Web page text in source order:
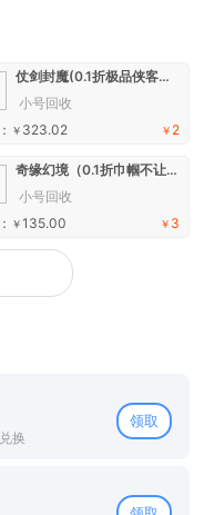
仗剑封魔(0.1折极品侠客任选)H5
小号回收
￥ 2
￥ 323.02
奇缘幻境（0.1折巾帼不让须眉）H5
小号回收
￥ 3
￥135.00
换
领取